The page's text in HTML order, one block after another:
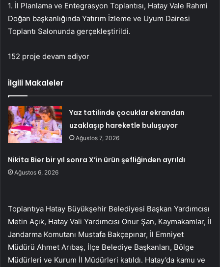
1. İl Planlama ve Entegrasyon Toplantısı, Hatay Vale Rahmi
Doğan başkanlığında Yatırım İzleme ve Uyum Dairesi
Toplantı Salonunda gerçekleştirildi.
152 proje devam ediyor
İlgili Makaleler
Yaz tatilinde çocuklar ekrandan
uzaklaşıp hareketle buluşuyor
Ağustos 7, 2026
Nikita Bier bir yıl sonra X’in ürün şefliğinden ayrıldı
Ağustos 6, 2026
Toplantıya Hatay Büyükşehir Belediyesi Başkan Yardımcısı
Metin Açık, Hatay Vali Yardımcısı Onur Şan, Kaymakamlar, İl
Jandarma Komutanı Mustafa Bakçepınar, İl Emniyet
Müdürü Ahmet Arıbaş, İlçe Belediye Başkanları, Bölge
Müdürleri ve Kurum İl Müdürleri katıldı. Hatay’da kamu ve